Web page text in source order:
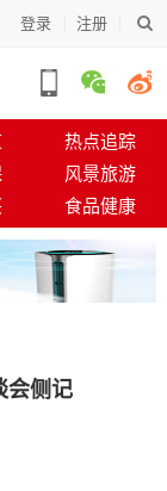
登录 注册
热点追踪
风景旅游
食品健康
会侧记